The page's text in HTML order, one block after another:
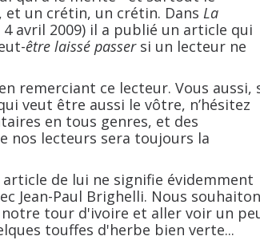
et un crétin, un crétin. Dans La
4 avril 2009) il a publié un article qui
être laissé passersi un lecteur ne
ce lecteur. Vous aussi,
veut être aussi le vôtre, n’hésitez
en tous genres, et des
nos lecteurs sera toujours la
de lui ne signifie évidemment
Jean-Paul Brighelli. Nous
tour d'ivoire et aller voir un
touffes d'herbe bien verte...